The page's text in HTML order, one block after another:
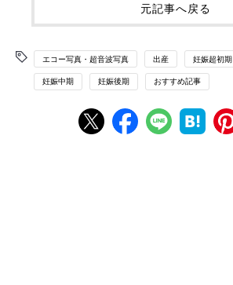
元記事へ戻る
エコー写真・超音波写真 出産 妊娠超初期
妊娠中期 妊娠後期 おすすめ記事